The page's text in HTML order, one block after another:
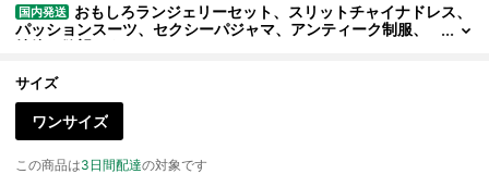
国内発送 おもしろランジェリーセット、スリットチャイナドレス、
パッションスーツ、セクシーパジャマ、アンティーク制服、
純粋な欲望スタイル
サイズ
ワンサイズ
この商品は3日間配達の対象です